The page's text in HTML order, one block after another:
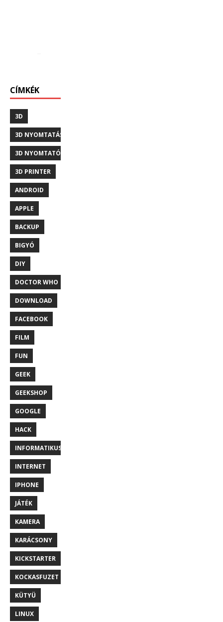
CÍMKÉK
3D
3D NYOMTATÁS
3D NYOMTATÓ
3D PRINTER
ANDROID
APPLE
BACKUP
BIGYÓ
DIY
DOCTOR WHO
DOWNLOAD
FACEBOOK
FILM
FUN
GEEK
GEEKSHOP
GOOGLE
HACK
INFORMATIKUS
INTERNET
IPHONE
JÁTÉK
KAMERA
KARÁCSONY
KICKSTARTER
KOCKASFUZET
KÜTYÜ
LINUX